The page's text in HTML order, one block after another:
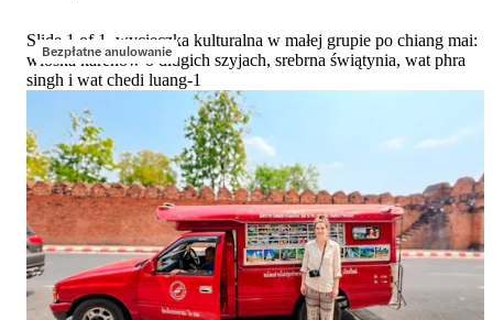
Bezpłatne anulowanie
Slide 1 of 1, wycieczka kulturalna w małej grupie po chiang mai:
wioska karenów o długich szyjach, srebrna świątynia, wat phra
singh i wat chedi luang-1